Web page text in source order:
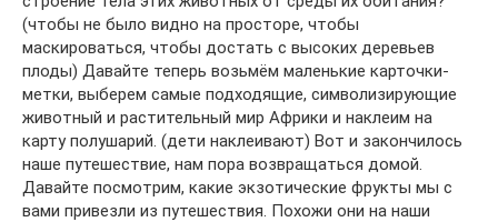
(чтобы не было видно на просторе, чтобы
маскироваться, чтобы достать с высоких деревьев
плоды) Давайте теперь возьмём маленькие карточки-
метки, выберем самые подходящие, символизирующие
животный и растительный мир Африки и наклеим на
карту полушарий. (дети наклеивают) Вот и закончилось
наше путешествие, нам пора возвращаться домой.
Давайте посмотрим, какие экзотические фрукты мы с
вами привезли из путешествия. Похожи они на наши